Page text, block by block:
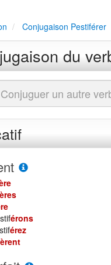
Conjugaison Pestiférer
du
ères
érons
érez
èrent